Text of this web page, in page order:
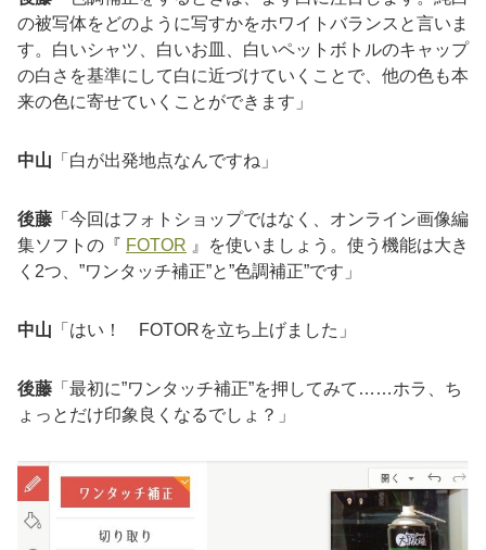
の被写体をどのように写すかをホワイトバランスと言いま
す。白いシャツ、白いお皿、白いペットボトルのキャップ
の白さを基準にして白に近づけていくことで、他の色も本
来の色に寄せていくことができます」
中山 「白が出発地点なんですね」
後藤 「今回はフォトショップではなく、オンライン画像編
集ソフトの『 FOTOR 』を使いましょう。使う機能は大き
く2つ、”ワンタッチ補正”と”色調補正”です」
中山 「はい！ FOTORを立ち上げました」
後藤 「最初に”ワンタッチ補正”を押してみて……ホラ、ち
ょっとだけ印象良くなるでしょ？」